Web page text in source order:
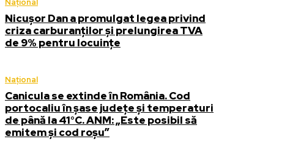
Național
Nicușor Dan a promulgat legea privind
criza carburanților și prelungirea TVA
de 9% pentru locuințe
Național
Canicula se extinde în România. Cod
portocaliu în șase județe și temperaturi
de până la 41°C. ANM: „Este posibil să
emitem și cod roșu”